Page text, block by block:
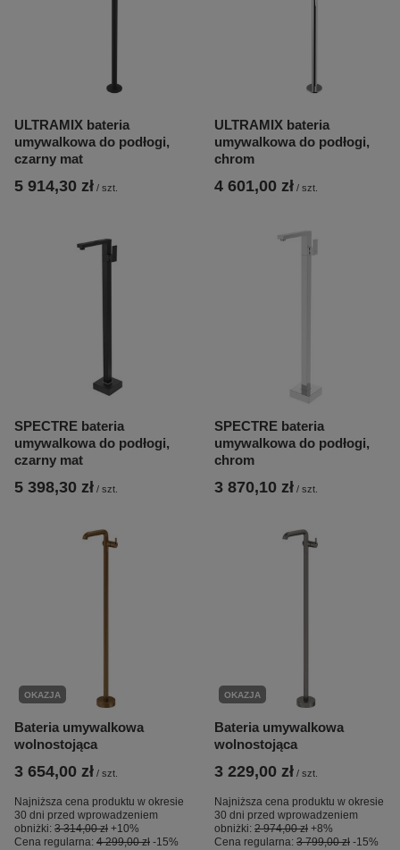
ULTRAMIX bateria
umywalkowa do podłogi,
czarny mat
5 914,30 zł / szt.
ULTRAMIX bateria
umywalkowa do podłogi,
chrom
4 601,00 zł / szt.
SPECTRE bateria
umywalkowa do podłogi,
czarny mat
5 398,30 zł / szt.
SPECTRE bateria
umywalkowa do podłogi,
chrom
3 870,10 zł / szt.
OKAZJA
Bateria umywalkowa
wolnostojąca
3 654,00 zł / szt.
Najniższa cena produktu w okresie
30 dni przed wprowadzeniem
obniżki: 3 314,00 zł +10%
Cena regularna: 4 299,00 zł -15%
OKAZJA
Bateria umywalkowa
wolnostojąca
3 229,00 zł / szt.
Najniższa cena produktu w okresie
30 dni przed wprowadzeniem
obniżki: 2 974,00 zł +8%
Cena regularna: 3 799,00 zł -15%